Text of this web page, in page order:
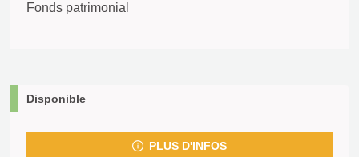
Fonds patrimonial
Disponible
PLUS D'INFOS